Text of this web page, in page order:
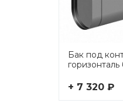
Бак под
горизонталь
+ 7 320 ₽